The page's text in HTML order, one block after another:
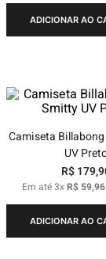
ADICIONAR AO
Camiseta
UV
R$ 179,
Em até3xR$ 59,96
ADICIONAR AO